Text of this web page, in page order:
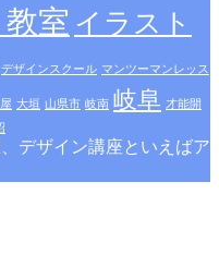
室 イラスト
デザインスクール マンツーマンレッス
大垣 山県市 岐南 岐阜 才能開
デザイン講座といえばア